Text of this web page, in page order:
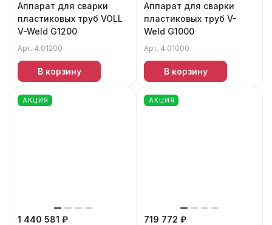
Аппарат для сварки
пластиковых труб VOLL
V-Weld G1200
Арт. 4.01200
В корзину
Аппарат для сварки
пластиковых труб V-
Weld G1000
Арт. 4.01000
В корзину
АКЦИЯ
1 440 581 ₽
АКЦИЯ
719 772 ₽